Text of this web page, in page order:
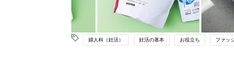
婦人科（妊活） 妊活の基本 お役立ち ファッ